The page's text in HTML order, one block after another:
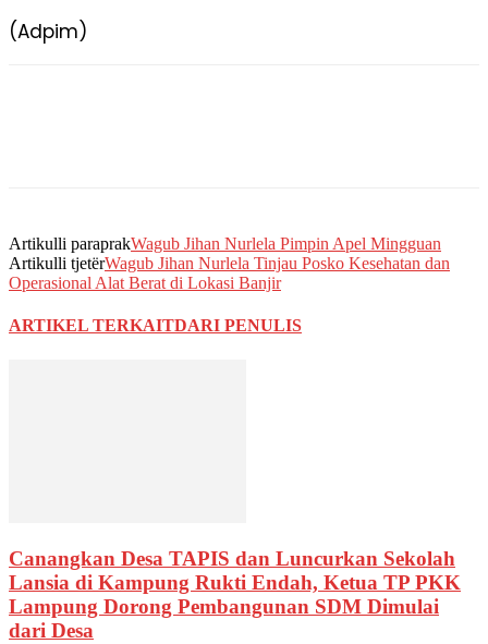
(Adpim)
Artikulli paraprakWagub Jihan Nurlela Pimpin Apel Mingguan
Artikulli tjetërWagub Jihan Nurlela Tinjau Posko Kesehatan dan
Operasional Alat Berat di Lokasi Banjir
ARTIKEL TERKAITDARI PENULIS
Canangkan Desa TAPIS dan Luncurkan Sekolah
Lansia di Kampung Rukti Endah, Ketua TP PKK
Lampung Dorong Pembangunan SDM Dimulai
dari Desa